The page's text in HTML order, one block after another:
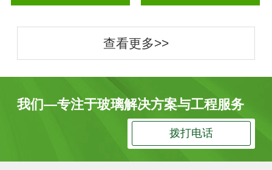
查看更多>>
我们—专注于玻璃解决方案与工程服务
拨打电话